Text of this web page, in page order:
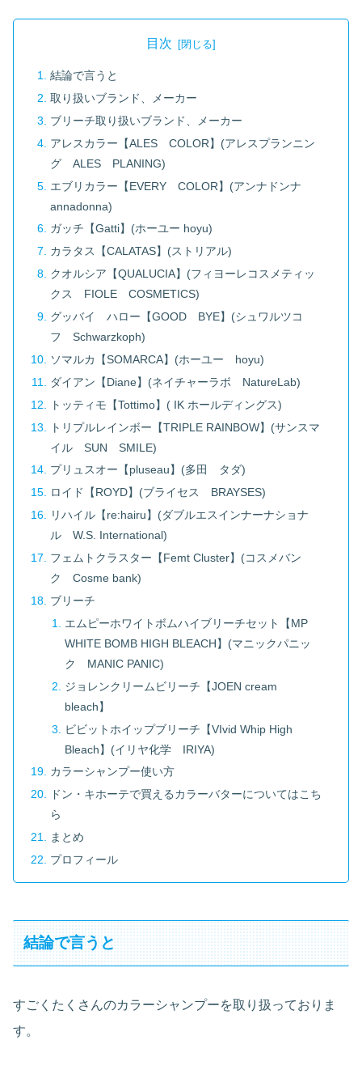
目次
結論で言うと
取り扱いブランド、メーカー
ブリーチ取り扱いブランド、メーカー
アレスカラー【ALES COLOR】(アレスプランニン
グ ALES PLANING)
エブリカラー【EVERY COLOR】(アンナドンナ
annadonna)
ガッチ【Gatti】(ホーユー hoyu)
カラタス【CALATAS】(ストリアル)
クオルシア【QUALUCIA】(フィヨーレコスメティッ
クス FIOLE COSMETICS)
グッバイ ハロー【GOOD BYE】(シュワルツコ
フ Schwarzkoph)
ソマルカ【SOMARCA】(ホーユー hoyu)
ダイアン【Diane】(ネイチャーラボ NatureLab)
トッティモ【Tottimo】( IK ホールディングス)
トリプルレインボー【TRIPLE RAINBOW】(サンスマ
イル SUN SMILE)
プリュスオー【pluseau】(多田 タダ)
ロイド【ROYD】(ブライセス BRAYSES)
リハイル【re:hairu】(ダブルエスインナーナショナ
ル W.S. International)
フェムトクラスター【Femt Cluster】(コスメバン
ク Cosme bank)
ブリーチ
エムピーホワイトボムハイブリーチセット【MP
WHITE BOMB HIGH BLEACH】(マニックパニッ
ク MANIC PANIC)
ジョレンクリームビリーチ【JOEN cream
bleach】
ビビットホイップブリーチ【VIvid Whip High
Bleach】(イリヤ化学 IRIYA)
カラーシャンプー使い方
ドン・キホーテで買えるカラーバターについてはこち
ら
まとめ
プロフィール
結論で言うと
すごくたくさんのカラーシャンプーを取り扱っておりま
す。